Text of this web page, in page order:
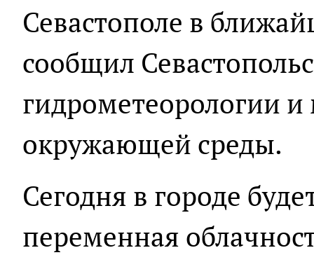
Севастополе в
сообщил
гидрометеорологии
окружающей среды.
Сегодня в городе
переменная